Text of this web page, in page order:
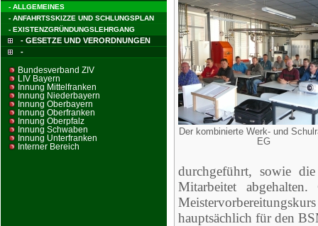
- ALLGEMEINES
- ANFAHRTSSKIZZE UND SCHLUNGSPLAN
- EXISTENZGRÜNDUNGSLEHRGANG
- GESETZE UND VERORDNUNGEN
-
Bundesverband ZIV
LIV Bayern
Innung Mittelfranken
Innung Niederbayern
Innung Oberbayern
Innung Oberfranken
Innung Oberpfalz
Innung Schwaben
Innung Unterfranken
Interner Bereich
Der kombinierte Werk- und
EG
durchgeführt, sowie
Mitarbeitet
hauptsächlich für den